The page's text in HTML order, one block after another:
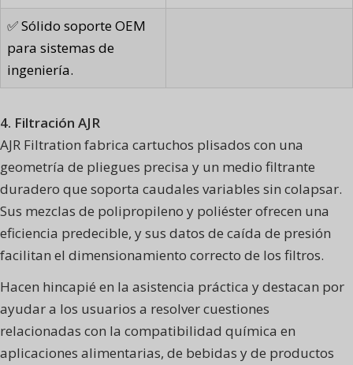
✅ Sólido soporte OEM
para sistemas de
ingeniería.
4. Filtración AJR
AJR Filtration fabrica cartuchos plisados con una
geometría de pliegues precisa y un medio filtrante
duradero que soporta caudales variables sin colapsar.
Sus mezclas de polipropileno y poliéster ofrecen una
eficiencia predecible, y sus datos de caída de presión
facilitan el dimensionamiento correcto de los filtros.
Hacen hincapié en la asistencia práctica y destacan por
ayudar a los usuarios a resolver cuestiones
relacionadas con la compatibilidad química en
aplicaciones alimentarias, de bebidas y de productos